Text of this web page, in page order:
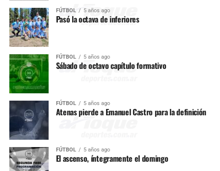
FÚTBOL 5 años ago
Pasó la octava de inferiores
FÚTBOL 5 años ago
Sábado de octavo capítulo formativo
FÚTBOL 5 años ago
Atenas pierde a Emanuel Castro para la definición
FÚTBOL 5 años ago
El ascenso, íntegramente el domingo